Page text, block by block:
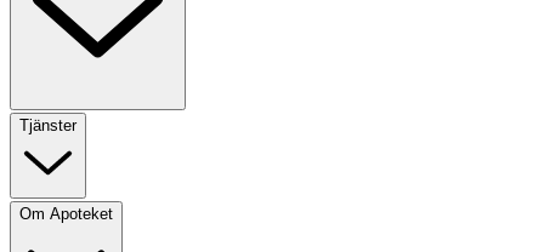
Tjänster
Om Apoteket